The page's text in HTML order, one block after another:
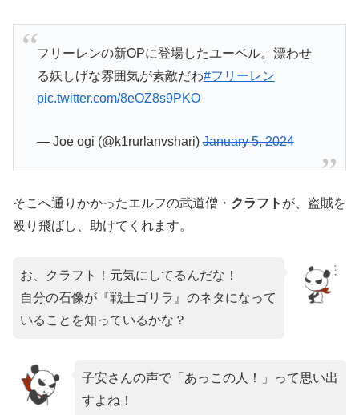
フリーレンの新OPに登場したユーベル。漂わせ
る妖しげな雰囲気が素敵だわ#フリーレン
pic.twitter.com/8eOZ8s9PKO
— Joe ogi (@k1rurlanvshari)January 5, 2024
そこへ通りかかったエルフの武道僧・ クラフト が、盗賊を
殴り飛ばし、助けてくれます。
お、クラフト！元気にしてるんだな！
自分の石像が『戦士ゴリラ』のネタになって
いることを知っているかな？
子安さんの声で「あっこの人！」って思い出
すよね！